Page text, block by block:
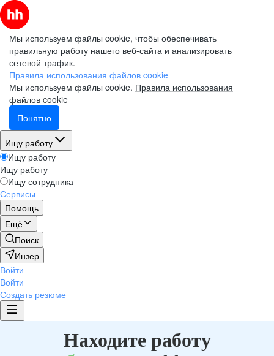
Мы используем файлы cookie, чтобы обеспечивать
правильную работу нашего веб-сайта и анализировать
сетевой трафик.
Правила использования файлов cookie
Мы используем файлы cookie. Правила использования
файлов cookie
Понятно
Ищу работу
Ищу работу
Ищу работу
Ищу сотрудника
Сервисы
Помощь
Ещё
Поиск
Инзер
Войти
Войти
Создать резюме
Находите работу